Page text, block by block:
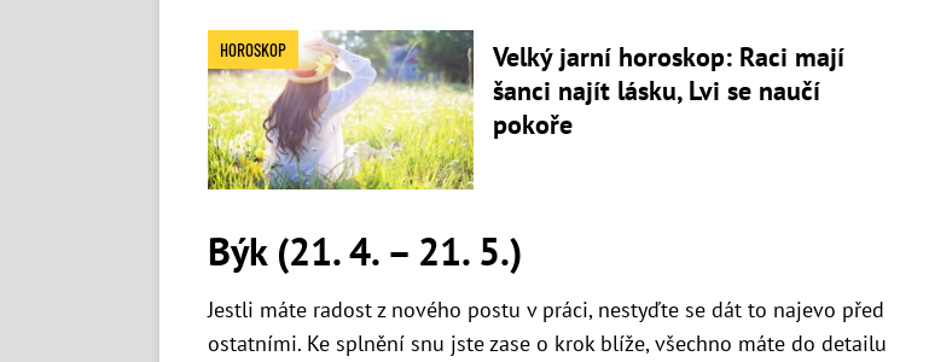
HOROSKOP
Velký jarní horoskop: Raci mají
šanci najít lásku, Lvi se naučí
pokoře
Býk (21. 4. – 21. 5.)
Jestli máte radost z nového postu v práci, nestyďte se dát to najevo před
ostatními. Ke splnění snu jste zase o krok blíže, všechno máte do detailu